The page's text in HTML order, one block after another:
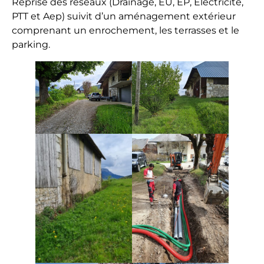
r
r
a
s
s
e
m
e
n
t
,
E
n
r
o
c
h
e
m
PTT et Aep) suivit d’un aménagement extérieur
comprenant un enrochement, les terrasses et le
parking.